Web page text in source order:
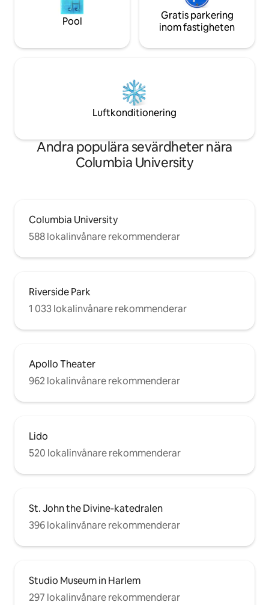
Pool
Gratis parkering
inom fastigheten
Luftkonditionering
Andra populära sevärdheter nära
Columbia University
Columbia University
588 lokalinvånare rekommenderar
Riverside Park
1 033 lokalinvånare rekommenderar
Apollo Theater
962 lokalinvånare rekommenderar
Lido
520 lokalinvånare rekommenderar
St. John the Divine-katedralen
396 lokalinvånare rekommenderar
Studio Museum in Harlem
297 lokalinvånare rekommenderar